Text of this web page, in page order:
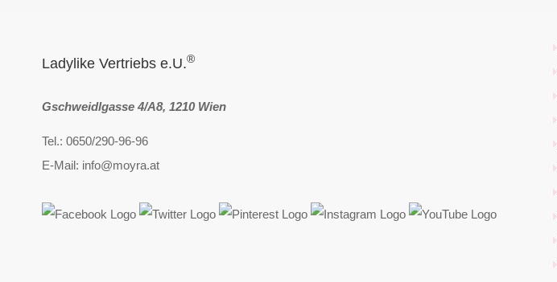
Ladylike Vertriebs e.U.®
Gschweidlgasse 4/A8, 1210 Wien
Tel.: 0650/290-96-96
E-Mail: info@moyra.at